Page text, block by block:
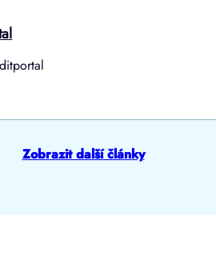
Zobrazit další články